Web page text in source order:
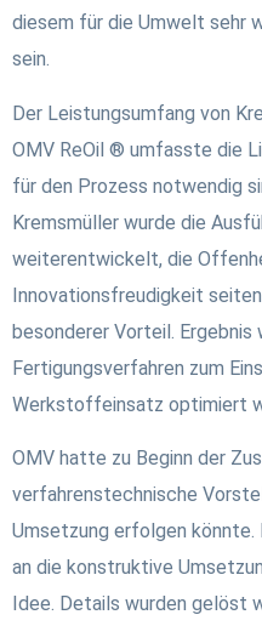
diesem für die Umwelt sehr
sein.
Der Leistungsumfang von
OMV ReOil ® umfasste die
für den Prozess notwendig
Kremsmüller wurde die
weiterentwickelt, die
Innovationsfreudigkeit
besonderer Vorteil. Ergebnis
Fertigungsverfahren zum
Werkstoffeinsatz optimiert
OMV hatte zu Beginn der
verfahrenstechnische
Umsetzung erfolgen könnte.
an die konstruktive
Idee. Details wurden gelöst